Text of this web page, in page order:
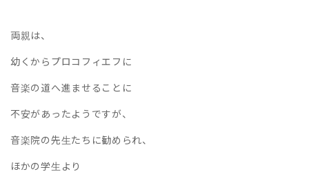
両親は、
幼くからプロコフィエフに
音楽の道へ進ませることに
不安があったようですが、
音楽院の先生たちに勧められ、
ほかの学生より